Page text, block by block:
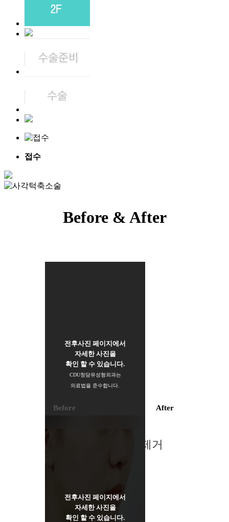
접수
Before & After
전후사진 페이지에서
자세한 사진을
확인 할 수 있습니다.
CDU청담유성형외과는
의료법을 준수합니다.
Before After
이중턱제거
전후사진 페이지에서
자세한 사진을
확인 할 수 있습니다.